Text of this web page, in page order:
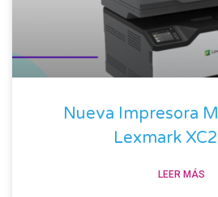
Nueva Impresora
Lexmark
LEER MÁS